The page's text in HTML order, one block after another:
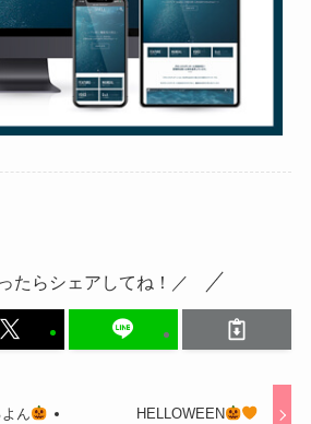
たらシェアしてね！／
ん HELLOWEEN